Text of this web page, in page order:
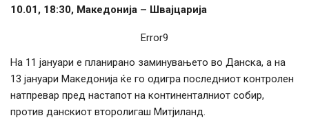
10.01, 18:30, Македонија – Швајцарија
Error9
На 11 јануари е планирано заминувањето во Данска, а на
13 јануари Македонија ќе го одигра последниот контролен
натпревар пред настапот на континенталниот собир,
против данскиот второлигаш Митјиланд.